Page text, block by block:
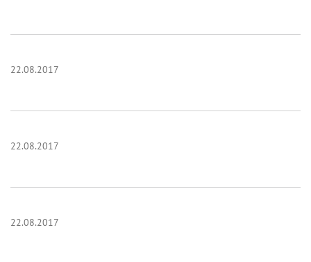
22.08.2017
22.08.2017
22.08.2017